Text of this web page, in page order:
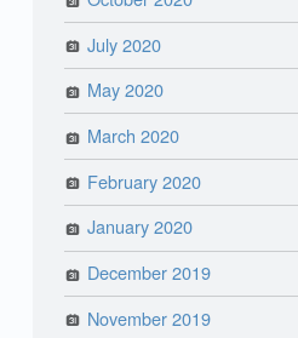
July 2020
May 2020
March 2020
February 2020
January 2020
December 2019
November 2019